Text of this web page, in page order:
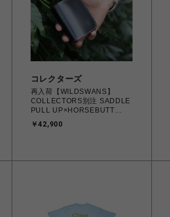
コレクターズ
再入荷【WILDSWANS】
COLLECTORS別注 SADDLE
PULL UP×HORSEBUTT
STRIP CASA
￥42,900